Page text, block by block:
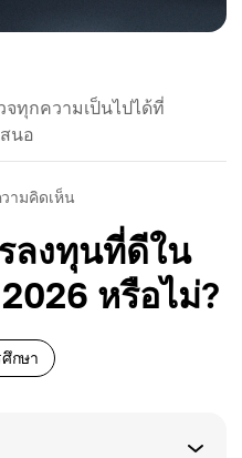
ทุกความเป็นไปได้ที่
นอ
ามคิดเห็น
ลงทุนที่ดีใน
หรือไม่?
กษา